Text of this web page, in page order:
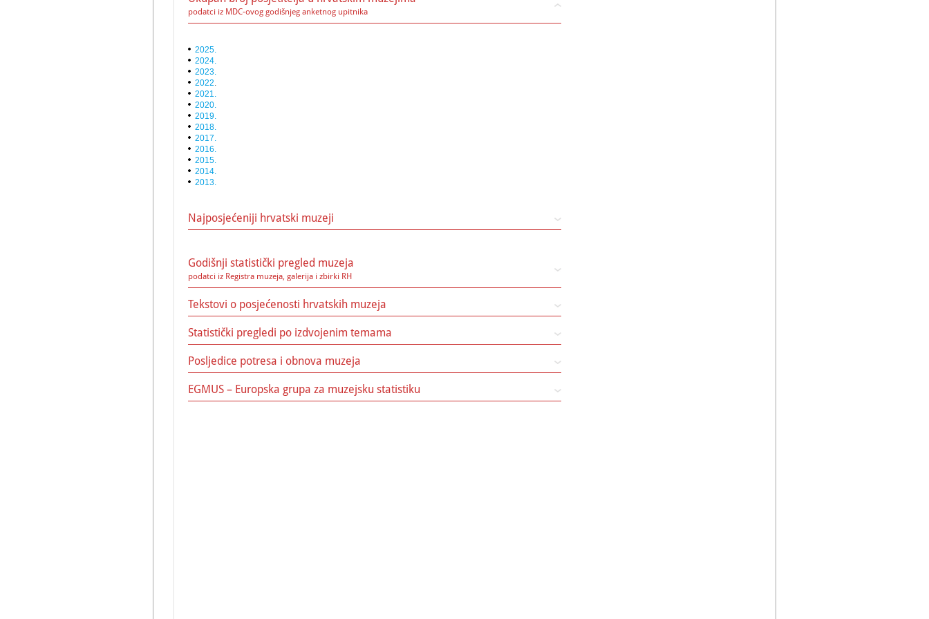
podatci iz MDC-ovog godišnjeg anketnog upitnika
2025.
2024.
2023.
2022.
2021.
2020.
2019.
2018.
2017.
2016.
2015.
2014.
2013.
Najposjećeniji hrvatski muzeji
Godišnji statistički pregled muzeja
podatci iz Registra muzeja, galerija i zbirki RH
Tekstovi o posjećenosti hrvatskih muzeja
Statistički pregledi po izdvojenim temama
Posljedice potresa i obnova muzeja
EGMUS – Europska grupa za muzejsku statistiku